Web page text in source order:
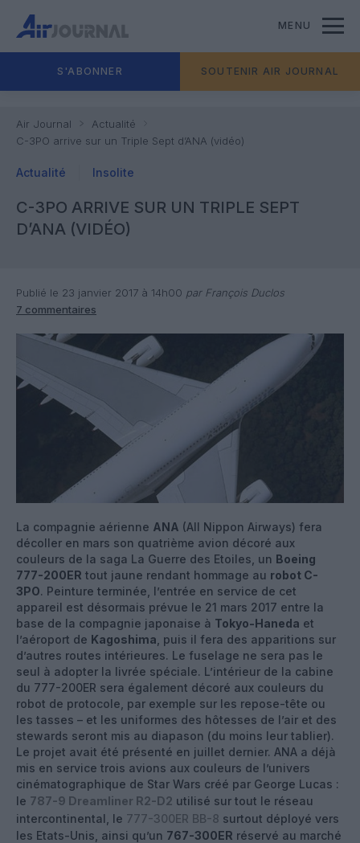
MENU
S'ABONNER SOUTENIR AIR JOURNAL
Air Journal
Actualité
C-3PO arrive sur un Triple Sept d’ANA (vidéo)
Actualité Insolite
C-3PO ARRIVE SUR UN TRIPLE SEPT
D’ANA (VIDÉO)
Publié le 23 janvier 2017 à 14h00 par François Duclos
7 commentaires
La compagnie aérienne ANA (All Nippon Airways) fera
décoller en mars son quatrième avion décoré aux
couleurs de la saga La Guerre des Etoiles, un Boeing
777-200ER tout jaune rendant hommage au robot C-
3PO. Peinture terminée, l’entrée en service de cet
appareil est désormais prévue le 21 mars 2017 entre la
base de la compagnie japonaise à Tokyo-Haneda et
l’aéroport de Kagoshima , puis il fera des apparitions sur
d’autres routes intérieures. Le fuselage ne sera pas le
seul à adopter la livrée spéciale. L’intérieur de la cabine
du 777-200ER sera également décoré aux couleurs du
robot de protocole, par exemple sur les repose-tête ou
les tasses – et les uniformes des hôtesses de l’air et des
stewards seront mis au diapason (du moins leur tablier).
Le projet avait été présenté en juillet dernier. ANA a déjà
mis en service trois avions aux couleurs de l’univers
cinématographique de Star Wars créé par George Lucas :
le 787-9 Dreamliner R2-D2 utilisé sur tout le réseau
intercontinental, le 777-300ER BB-8 surtout déployé vers
les Etats-Unis, ainsi qu’un 767-300ER réservé au marché